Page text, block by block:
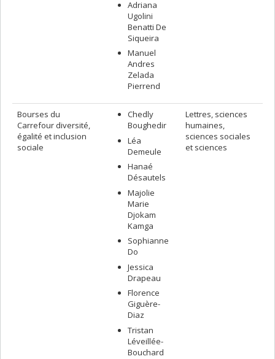
Adriana
Ugolini
Benatti De
Siqueira
Manuel
Andres
Zelada
Pierrend
Bourses du
Carrefour diversité,
égalité et inclusion
sociale
Chedly
Boughedir
Léa
Demeule
Hanaé
Désautels
Majolie
Marie
Djokam
Kamga
Sophianne
Do
Jessica
Drapeau
Florence
Giguère-
Diaz
Tristan
Léveillée-
Bouchard
Lettres, sciences
humaines,
sciences sociales
et sciences